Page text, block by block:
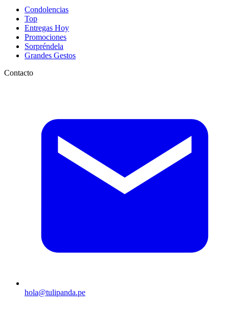
Condolencias
Top
Entregas Hoy
Promociones
Sorpréndela
Grandes Gestos
Contacto
hola@tulipanda.pe